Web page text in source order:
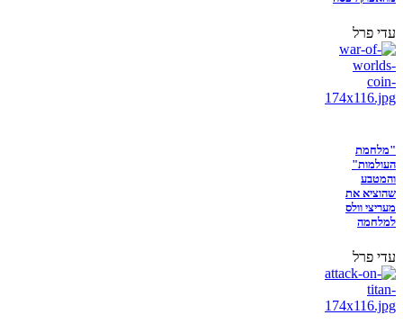
עדי פרל
"מלחמת
העולמות"
והמטבע
שהוציא את
מעריצי וולס
למלחמה
עדי פרל